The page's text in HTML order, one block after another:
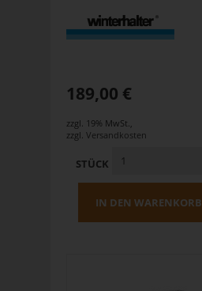
189,00 €
zzgl. 19% MwSt.
zzgl. Versandkosten
STÜCK
IN DEN WARENKORB